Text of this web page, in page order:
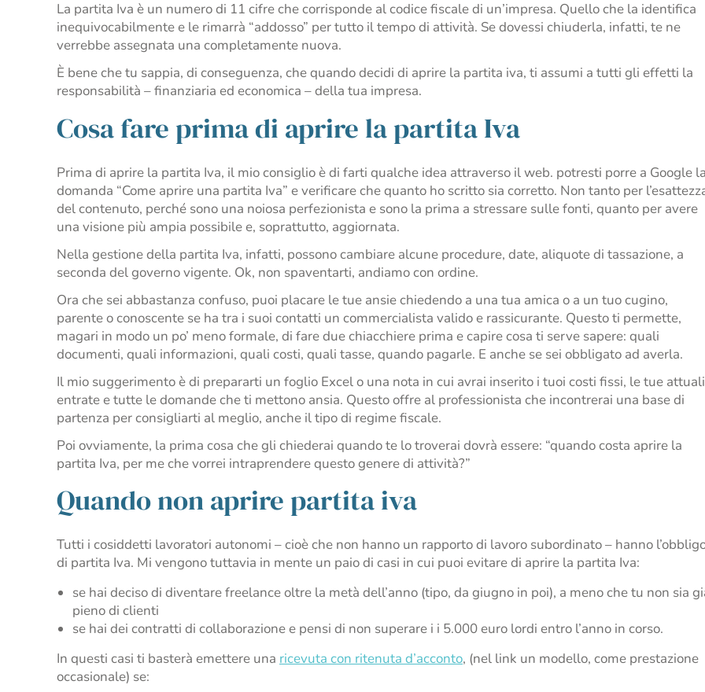
La partita Iva è un numero di 11 cifre che corrisponde al codice fiscale di un’impresa. Quello che la identifica
inequivocabilmente e le rimarrà “addosso” per tutto il tempo di attività. Se dovessi chiuderla, infatti, te ne
verrebbe assegnata una completamente nuova.
È bene che tu sappia, di conseguenza, che quando decidi di aprire la partita iva, ti assumi a tutti gli effetti la
responsabilità – finanziaria ed economica – della tua impresa.
Cosa fare prima di aprire la partita Iva
Prima di aprire la partita Iva, il mio consiglio è di farti qualche idea attraverso il web. potresti porre a Google
domanda “Come aprire una partita Iva” e verificare che quanto ho scritto sia corretto. Non tanto per
del contenuto, perché sono una noiosa perfezionista e sono la prima a stressare sulle fonti, quanto per avere
una visione più ampia possibile e, soprattutto, aggiornata.
Nella gestione della partita Iva, infatti, possono cambiare alcune procedure, date, aliquote di tassazione, a
seconda del governo vigente. Ok, non spaventarti, andiamo con ordine.
Ora che sei abbastanza confuso, puoi placare le tue ansie chiedendo a una tua amica o a un tuo cugino,
parente o conoscente se ha tra i suoi contatti un commercialista valido e rassicurante. Questo ti permette,
magari in modo un po’ meno formale, di fare due chiacchiere prima e capire cosa ti serve sapere: quali
documenti, quali informazioni, quali costi, quali tasse, quando pagarle. E anche se sei obbligato ad averla.
Il mio suggerimento è di prepararti un foglio Excel o una nota in cui avrai inserito i tuoi costi fissi, le tue attuali
entrate e tutte le domande che ti mettono ansia. Questo offre al professionista che incontrerai una base di
partenza per consigliarti al meglio, anche il tipo di regime fiscale.
Poi ovviamente, la prima cosa che gli chiederai quando te lo troverai dovrà essere: “quando costa aprire la
partita Iva, per me che vorrei intraprendere questo genere di attività?”
Quando non aprire partita iva
Tutti i cosiddetti lavoratori autonomi – cioè che non hanno un rapporto di lavoro subordinato – hanno
di partita Iva. Mi vengono tuttavia in mente un paio di casi in cui puoi evitare di aprire la partita Iva:
se hai deciso di diventare freelance oltre la metà dell’anno (tipo, da giugno in poi), a meno che tu non sia
pieno di clienti
se hai dei contratti di collaborazione e pensi di non superare i i 5.000 euro lordi entro l’anno in corso.
In questi casi ti basterà emettere una ricevuta con ritenuta d’acconto, (nel link un modello, come prestazione
occasionale) se: